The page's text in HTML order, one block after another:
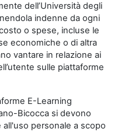
dell’Università degli
indenne da ogni
o spese, incluse le
economiche o di altra
vantare in relazione ai
sulle piattaforme
E-Learning
Bicocca si devono
personale a scopo